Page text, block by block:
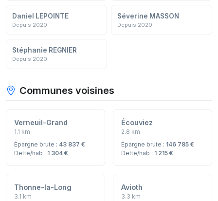
Daniel LEPOINTE
Depuis 2020
Séverine MASSON
Depuis 2020
Stéphanie REGNIER
Depuis 2020
Communes voisines
Verneuil-Grand
1.1 km
Épargne brute : 43 837 €
Dette/hab : 1 304 €
Écouviez
2.8 km
Épargne brute : 146 785 €
Dette/hab : 1 215 €
Thonne-la-Long
3.1 km
Avioth
3.3 km